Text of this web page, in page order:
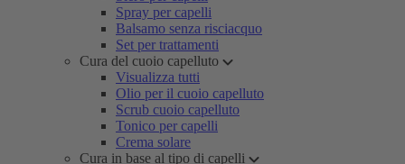
Spray per capelli
Balsamo senza risciacquo
Set per trattamenti
Cura del cuoio capelluto
Visualizza tutti
Olio per il cuoio capelluto
Scrub cuoio capelluto
Tonico per capelli
Crema solare
Cura in base al tipo di capelli